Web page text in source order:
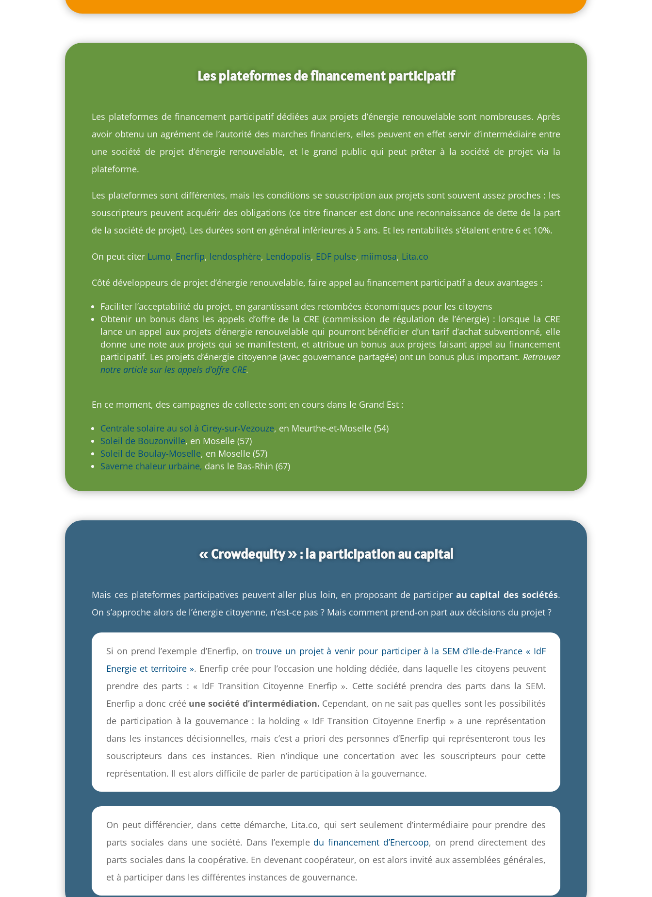
Les plateformes de financement participatif
Les plateformes de financement participatif dédiées aux projets d’énergie renouvelable sont nombreuses. Après
avoir obtenu un agrément de l’autorité des marches financiers, elles peuvent en effet servir d’intermédiaire entre
une société de projet d’énergie renouvelable, et le grand public qui peut prêter à la société de projet via la
plateforme.
Les plateformes sont différentes, mais les conditions se souscription aux projets sont souvent assez proches : les
souscripteurs peuvent acquérir des obligations (ce titre financer est donc une reconnaissance de dette de la part
de la société de projet). Les durées sont en général inférieures à 5 ans. Et les rentabilités s’étalent entre 6 et 10%.
On peut citer Lumo, Enerfip, lendosphère, Lendopolis, EDF pulse, miimosa, Lita.co
Côté développeurs de projet d’énergie renouvelable, faire appel au financement participatif a deux avantages :
Faciliter l’acceptabilité du projet, en garantissant des retombées économiques pour les citoyens
Obtenir un bonus dans les appels d’offre de la CRE (commission de régulation de l’énergie) : lorsque la CRE
lance un appel aux projets d’énergie renouvelable qui pourront bénéficier d’un tarif d’achat subventionné, elle
donne une note aux projets qui se manifestent, et attribue un bonus aux projets faisant appel au financement
participatif. Les projets d’énergie citoyenne (avec gouvernance partagée) ont un bonus plus important. Retrouvez
notre article sur les appels d’offre CRE.
En ce moment, des campagnes de collecte sont en cours dans le Grand Est :
Centrale solaire au sol à Cirey-sur-Vezouze, en Meurthe-et-Moselle (54)
Soleil de Bouzonville, en Moselle (57)
Soleil de Boulay-Moselle, en Moselle (57)
Saverne chaleur urbaine, dans le Bas-Rhin (67)
« Crowdequity » : la participation au capital
Mais ces plateformes participatives peuvent aller plus loin, en proposant de participer au capital des sociétés.
On s’approche alors de l’énergie citoyenne, n’est-ce pas ? Mais comment prend-on part aux décisions du projet ?
Si on prend l’exemple d’Enerfip, ontrouve un projet à venir pour participer à la SEM d’Ile-de-France « IdF
Energie et territoire ». Enerfip crée pour l’occasion une holding dédiée, dans laquelle les citoyens peuvent
prendre des parts : « IdF Transition Citoyenne Enerfip ». Cette société prendra des parts dans la SEM.
Enerfip a donc créé une société d’intermédiation. Cependant, on ne sait pas quelles sont les possibilités
de participation à la gouvernance : la holding « IdF Transition Citoyenne Enerfip » a une représentation
dans les instances décisionnelles, mais c’est a priori des personnes d’Enerfip qui représenteront tous les
souscripteurs dans ces instances. Rien n’indique une concertation avec les souscripteurs pour cette
représentation. Il est alors difficile de parler de participation à la gouvernance.
On peut différencier, dans cette démarche, Lita.co, qui sert seulement d’intermédiaire pour prendre des
parts sociales dans une société. Dans l’exemple du financement d’Enercoop, on prend directement des
parts sociales dans la coopérative. En devenant coopérateur, on est alors invité aux assemblées générales,
et à participer dans les différentes instances de gouvernance.